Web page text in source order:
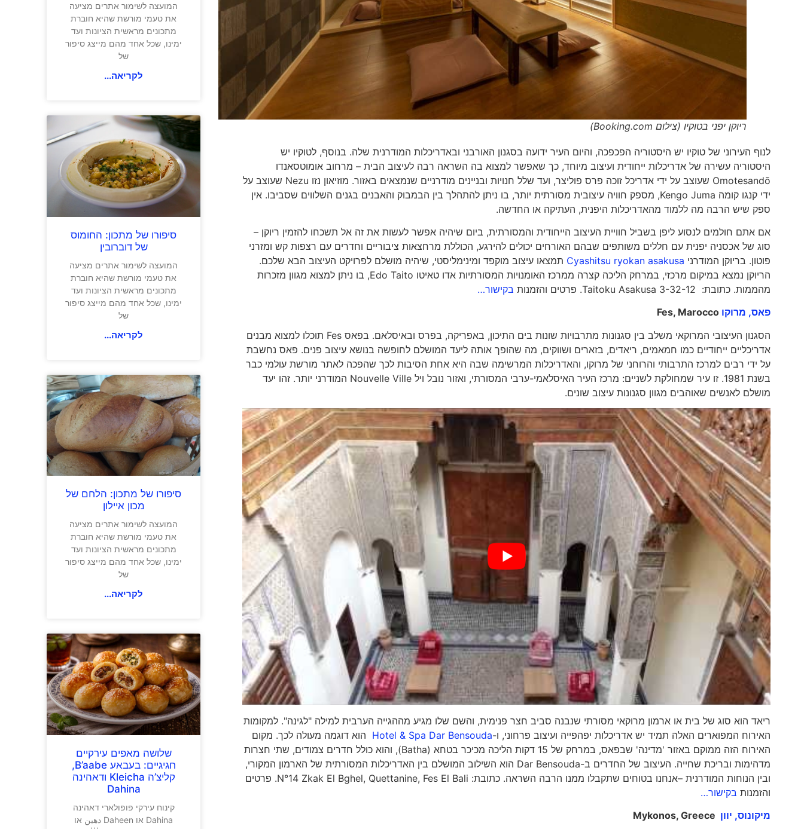
ריוקן יפני בטוקיו (צילום Booking.com)
לנוף העירוני של טוקיו יש היסטוריה הפכפכה, והיום העיר ידועה בסגנון האורבני ובאדריכלות המודרנית שלה. בנוסף, לטוקיו יש
היסטוריה עשירה של אדריכלות ייחודית ועיצוב מיוחד, כך שאפשר למצוא בה השראה רבה לעיצוב הבית – מרחוב אומוטסאנדו
Omotesandō שעוצב על ידי אדריכל זוכה פרס פוליצר, ועד שלל חנויות ובניינים מודרניים שנמצאים באזור. מוזיאון נזו Nezu שעוצב על
ידי קנגו קומה Kengo Juma, מספק חוויה עיצובית מסורתית יותר, בו ניתן להתהלך בין הבמבוק והאבנים בגנים השלווים שסביבו. אין
ספק שיש הרבה מה ללמוד מהאדריכלות היפנית, העתיקה או החדשה.
אם אתם חולמים לנסוע ליפן בשביל חוויית העיצוב הייחודית והמסורתית, ביום שיהיה אפשר לעשות את זה אל תשכחו להזמין ריוקן –
סוג של אכסניה יפנית עם חללים משותפים שבהם האורחים יכולים להירגע, הכוללת מרחצאות ציבוריים וחדרים עם רצפות קש ומזרני
פוטון. בריוקן המודרני Cyashitsu ryokan asakusa תמצאו עיצוב מוקפד ומינימליסטי, שיהיה מושלם לפרויקט העיצוב הבא שלכם.
הריוקן נמצא במיקום מרכזי, במרחק הליכה קצרה ממרכז האומנויות המסורתיות אדו טאיטו Edo Taito, בו ניתן למצוא מגוון מזכרות
מהממות. כתובת: Taitoku Asakusa 3-32-12. פרטים והזמנות
בקישור…
פאס, מרוקו Fes, Marocco
הסגנון העיצובי המרוקאי משלב בין סגנונות מתרבויות שונות בים התיכון, באפריקה, בפרס ובאיסלאם. בפאס Fes תוכלו למצוא מבנים
אדריכליים ייחודיים כמו חמאמים, ריאדים, בזארים ושווקים, מה שהופך אותה ליעד המושלם לחופשה בנושא עיצוב פנים. פאס נחשבת
על ידי רבים למרכז התרבותי והרוחני של מרוקו, והאדריכלות המרשימה שבה היא אחת הסיבות לכך שהפכה לאתר מורשת עולמי כבר
בשנת 1981. זו עיר שמחולקת לשניים: מרכז העיר האיסלאמי-ערבי המסורתי, ואזור נובל ויל Nouvelle Ville המודרני יותר. זהו יעד
מושלם לאנשים שאוהבים מגוון סגנונות עיצוב שונים.
ריאד הוא סוג של בית או ארמון מרוקאי מסורתי שנבנה סביב חצר פנימית, והשם שלו מגיע מההגייה הערבית למילה "לגינה". למקומות
האירוח המפוארים האלה תמיד יש אדריכלות יפהפייה ועיצוב פרחוני, ו-Hotel & Spa Dar Bensouda הוא דוגמה מעולה לכך. מקום
האירוח הזה ממוקם באזור 'מדינה' שבפאס, במרחק של 15 דקות הליכה מכיכר בטחא (Batha), והוא כולל חדרים צמודים, שתי חצרות
מדהימות ובריכת שחייה. העיצוב של החדרים ב-Dar Bensouda הוא השילוב המושלם בין האדריכלות המסורתית של הארמון המקורי,
ובין הנוחות המודרנית –אנחנו בטוחים שתקבלו ממנו הרבה השראה. כתובת: N°14 Zkak El Bghel, Quettanine, Fes El Bali. פרטים
והזמנות בקישור…
מיקונוס, יוון Mykonos, Greece
המועצה לשימור אתרים מציעה
את טעמי מורשת שהיא חוברת
מתכונים מראשית הציונות ועד
ימינו, שכל אחד מהם מייצג סיפור
של
לקריאה...
סיפורו של מתכון: החומוס
של דוברובין
המועצה לשימור אתרים מציעה
את טעמי מורשת שהיא חוברת
מתכונים מראשית הציונות ועד
ימינו, שכל אחד מהם מייצג סיפור
של
לקריאה...
סיפורו של מתכון: הלחם של
מכון איילון
המועצה לשימור אתרים מציעה
את טעמי מורשת שהיא חוברת
מתכונים מראשית הציונות ועד
ימינו, שכל אחד מהם מייצג סיפור
של
לקריאה...
שלושה מאפים עירקיים
חגיגיים: בעבאע B’aabe,
קליצ’ה Kleicha ודאהינה
Dahina
קינוח עירקי פופולארי דאהינה
Dahina או Daheen دهين או